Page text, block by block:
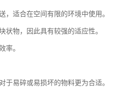
适合在空间有限的环境中使用。
物，因此具有较强的适应性。
率。
易碎或易损坏的物料更为合适。